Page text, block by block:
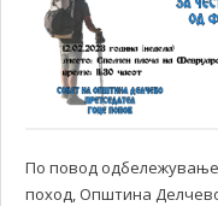
По повод
поход, Општина